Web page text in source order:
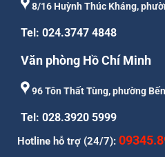
8/16 Huỳnh Thúc Kháng,
Tel: 024.3747 4848
Văn phòng Hồ Chí Minh
96 Tôn Thất Tùng, phường
Tel: 028.3920 5999
Hotline hỗ trợ (24/7):